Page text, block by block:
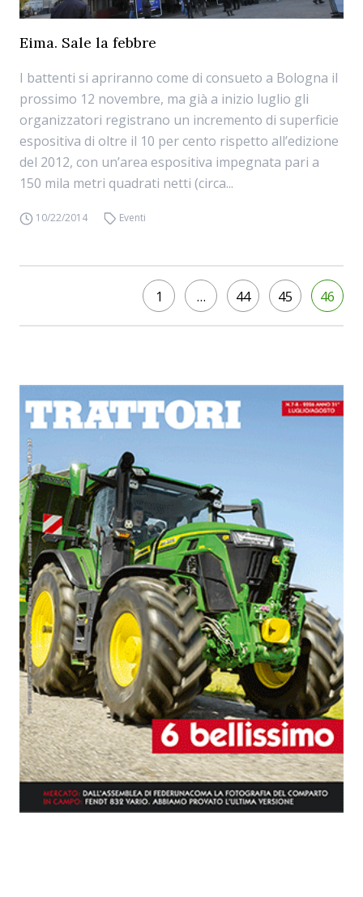
Eima. Sale la febbre
I battenti si apriranno come di consueto a Bologna il
prossimo 12 novembre, ma già a inizio luglio gli
organizzatori registrano un incremento di superficie
espositiva di oltre il 10 per cento rispetto all’edizione
del 2012, con un’area espositiva impegnata pari a
150 mila metri quadrati netti (circa...
10/22/2014 Eventi
1 … 44 45 46